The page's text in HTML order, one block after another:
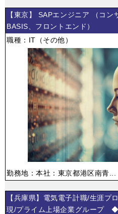
【東京】 SAPエンジニア （コン
BASIS、フロントエンド）
職種：IT（その他）
勤務地：本社：東京都港区南青...
【兵庫県】電気電子計職/生涯プ
現/プライム上場企業グループ ◆